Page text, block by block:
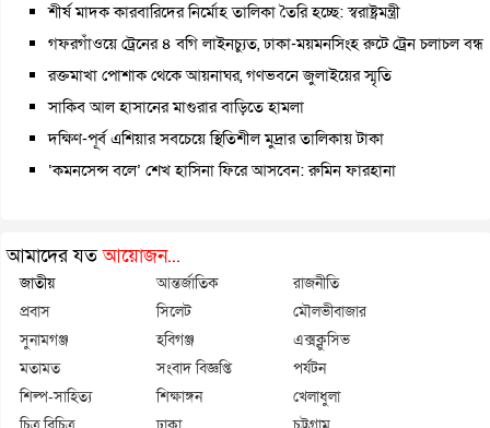
শীর্ষ মাদক কারবারিদের নির্মোহ তালিকা তৈরি হচ্ছে: স্বরাষ্ট্রমন্ত্রী
গফরগাঁওয়ে ট্রেনের ৪ বগি লাইনচ্যুত, ঢাকা-ময়মনসিংহ রুটে ট্রেন চলাচল বন্ধ
রক্তমাখা পোশাক থেকে আয়নাঘর, গণভবনে জুলাইয়ের স্মৃতি
সাকিব আল হাসানের মাগুরার বাড়িতে হামলা
দক্ষিণ-পূর্ব এশিয়ার সবচেয়ে স্থিতিশীল মুদ্রার তালিকায় টাকা
‘কমনসেন্স বলে’ শেখ হাসিনা ফিরে আসবেন: রুমিন ফারহানা
আমাদের যতআয়োজন...
জাতীয় আন্তর্জাতিক
রাজনীতি
প্রবাস
সিলেট
মৌলভীবাজার
সুনামগঞ্জ
হবিগঞ্জ
এক্সক্লুসিভ
মতামত
সংবাদ বিজ্ঞপ্তি
পর্যটন
শিল্প-সাহিত্য
শিক্ষাঙ্গন
খেলাধুলা